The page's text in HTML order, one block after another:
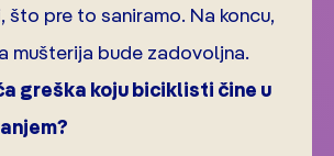
što pre to saniramo. Na koncu,
mušterija bude zadovoljna.
greška koju biciklisti čine u